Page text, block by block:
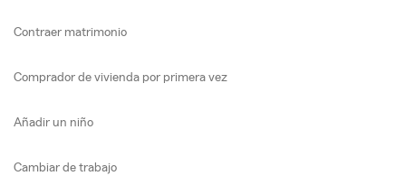
Contraer matrimonio
Comprador de vivienda por primera vez
Añadir un niño
Cambiar de trabajo